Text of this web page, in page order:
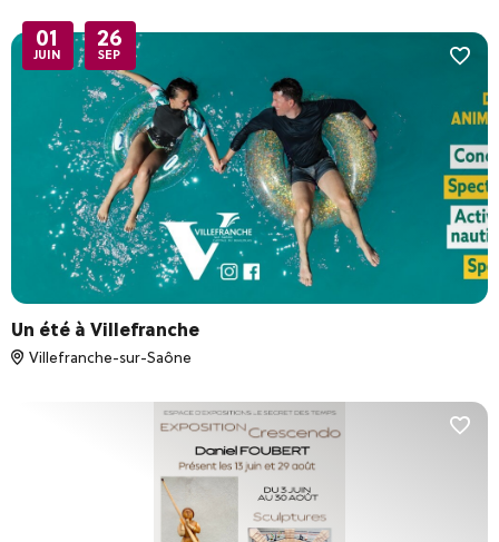
01
JUIN
26
SEP
Un été à Villefranche
Villefranche-sur-Saône